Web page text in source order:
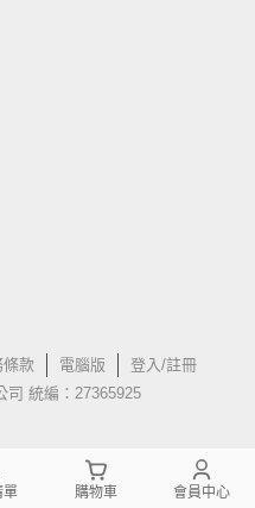
條款 電腦版
登入/註冊
司 統編：27365925
單 購物車 會員中心